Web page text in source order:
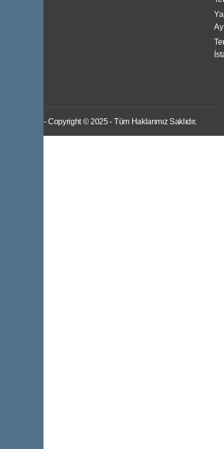
- Copyright © 2025 - Tüm Haklarımız Saklıdır.